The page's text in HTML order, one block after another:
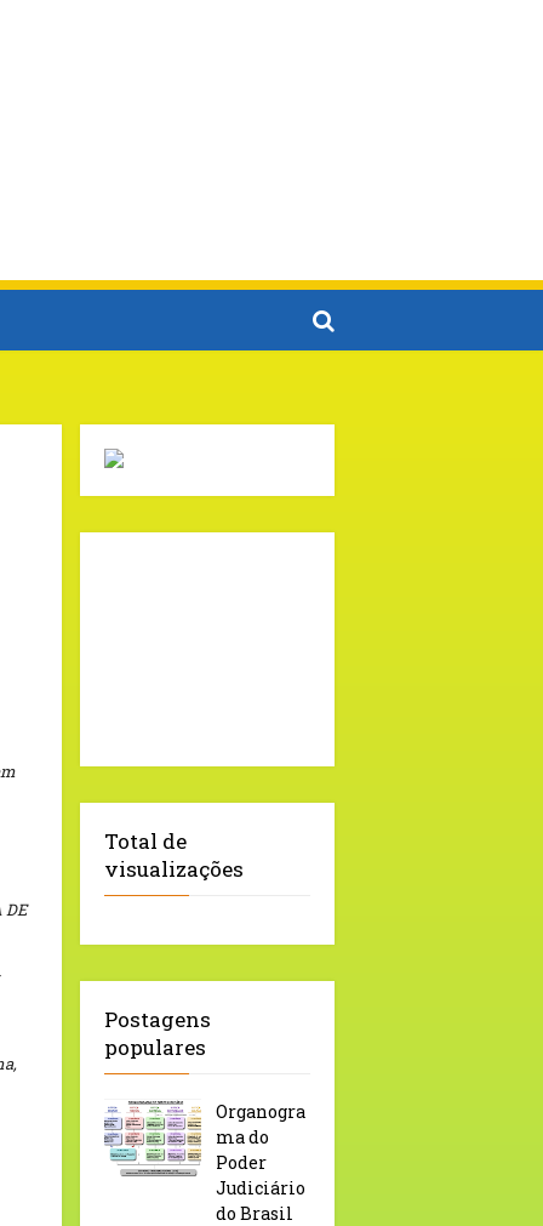
DE
Total de
visualizações
Postagens
populares
Organogra
ma do
Poder
Judiciário
do Brasil